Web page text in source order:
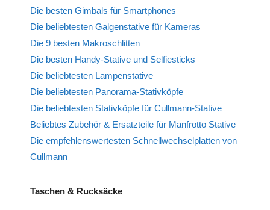
Die besten Gimbals für Smartphones
Die beliebtesten Galgenstative für Kameras
Die 9 besten Makroschlitten
Die besten Handy-Stative und Selfiesticks
Die beliebtesten Lampenstative
Die beliebtesten Panorama-Stativköpfe
Die beliebtesten Stativköpfe für Cullmann-Stative
Beliebtes Zubehör & Ersatzteile für Manfrotto Stative
Die empfehlenswertesten Schnellwechselplatten von
Cullmann
Taschen & Rucksäcke